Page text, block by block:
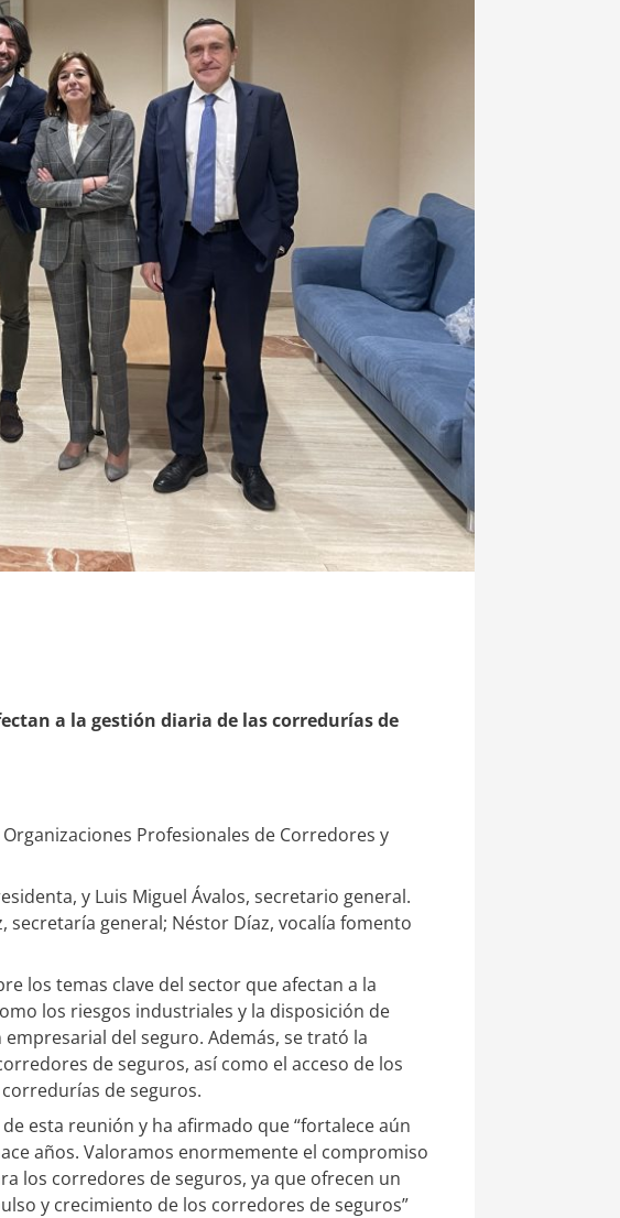
a la gestión diaria de las corredurías de
Organizaciones Profesionales de Corredores y
y Luis Miguel Ávalos, secretario general.
secretaría general; Néstor Díaz, vocalía fomento
los temas clave del sector que afectan a la
los riesgos industriales y la disposición de
del seguro. Además, se trató la
de seguros, así como el acceso de los
de seguros.
esta reunión y ha afirmado que “fortalece aún
años. Valoramos enormemente el compromiso
los corredores de seguros, ya que ofrecen un
y crecimiento de los corredores de seguros”